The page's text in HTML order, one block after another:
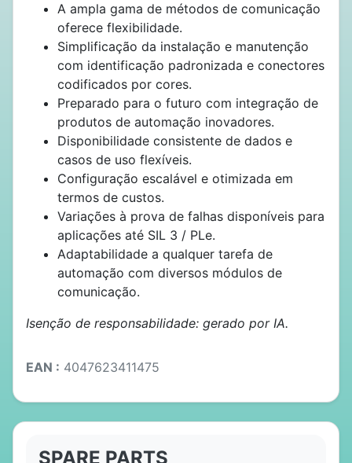
A ampla gama de métodos de comunicação
oferece flexibilidade.
Simplificação da instalação e manutenção
com identificação padronizada e conectores
codificados por cores.
Preparado para o futuro com integração de
produtos de automação inovadores.
Disponibilidade consistente de dados e
casos de uso flexíveis.
Configuração escalável e otimizada em
termos de custos.
Variações à prova de falhas disponíveis para
aplicações até SIL 3 / PLe.
Adaptabilidade a qualquer tarefa de
automação com diversos módulos de
comunicação.
Isenção de responsabilidade: gerado por IA.
EAN : 4047623411475
SPARE PARTS